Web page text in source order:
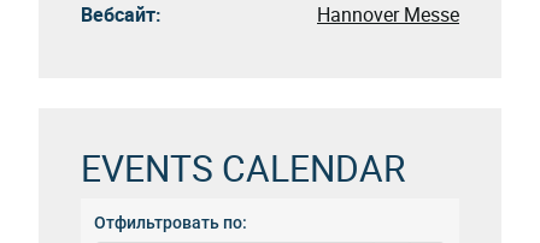
Вебсайт:
Hannover Messe
EVENTS CALENDAR
Отфильтровать по: